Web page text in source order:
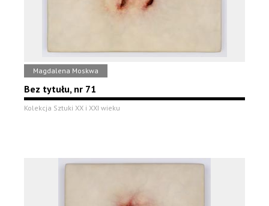
Magdalena Moskwa
Bez tytułu, nr 71
Kolekcja Sztuki XX i XXI wieku